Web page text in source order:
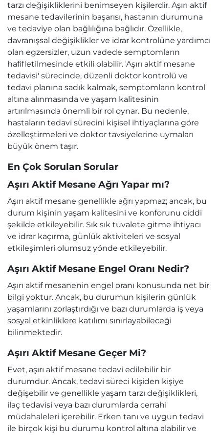
tarzı değişikliklerini benimseyen kişilerdir. Aşırı aktif
mesane tedavilerinin başarısı, hastanın durumuna
ve tedaviye olan bağlılığına bağlıdır. Özellikle,
davranışsal değişiklikler ve idrar kontrolüne yardımcı
olan egzersizler, uzun vadede semptomların
hafifletilmesinde etkili olabilir. 'Aşırı aktif mesane
tedavisi' sürecinde, düzenli doktor kontrolü ve
tedavi planına sadık kalmak, semptomların kontrol
altına alınmasında ve yaşam kalitesinin
artırılmasında önemli bir rol oynar. Bu nedenle,
hastaların tedavi sürecini kişisel ihtiyaçlarına göre
özelleştirmeleri ve doktor tavsiyelerine uymaları
büyük önem taşır.
En Çok Sorulan Sorular
Aşırı Aktif Mesane Ağrı Yapar mı?
Aşırı aktif mesane genellikle ağrı yapmaz; ancak, bu
durum kişinin yaşam kalitesini ve konforunu ciddi
şekilde etkileyebilir. Sık sık tuvalete gitme ihtiyacı
ve idrar kaçırma, günlük aktiviteleri ve sosyal
etkileşimleri olumsuz yönde etkileyebilir.
Aşırı Aktif Mesane Engel Oranı Nedir?
Aşırı aktif mesanenin engel oranı konusunda net bir
bilgi yoktur. Ancak, bu durumun kişilerin günlük
yaşamlarını zorlaştırdığı ve bazı durumlarda iş veya
sosyal etkinliklere katılımı sınırlayabileceği
bilinmektedir.
Aşırı Aktif Mesane Geçer Mi?
Evet, aşırı aktif mesane tedavi edilebilir bir
durumdur. Ancak, tedavi süreci kişiden kişiye
değişebilir ve genellikle yaşam tarzı değişiklikleri,
ilaç tedavisi veya bazı durumlarda cerrahi
müdahaleleri içerebilir. Erken tanı ve uygun tedavi
ile birçok kişi bu durumu kontrol altına alabilir ve